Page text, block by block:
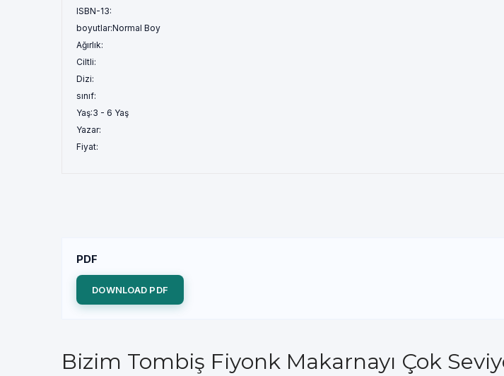
ISBN-13:
boyutlar:Normal Boy
Ağırlık:
Ciltli:
Dizi:
sınıf:
Yaş:3 - 6 Yaş
Yazar:
Fiyat:
PDF
DOWNLOAD PDF
Bizim Tombiş Fiyonk Makarnayı Çok